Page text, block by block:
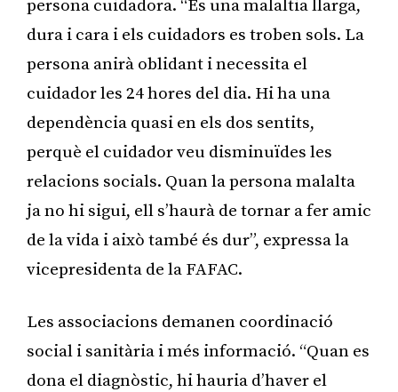
persona cuidadora. “És una malaltia llarga,
dura i cara i els cuidadors es troben sols. La
persona anirà oblidant i necessita el
cuidador les 24 hores del dia. Hi ha una
dependència quasi en els dos sentits,
perquè el cuidador veu disminuïdes les
relacions socials. Quan la persona malalta
ja no hi sigui, ell s’haurà de tornar a fer amic
de la vida i això també és dur”, expressa la
vicepresidenta de la FAFAC.
Les associacions demanen coordinació
social i sanitària i més informació. “Quan es
dona el diagnòstic, hi hauria d’haver el